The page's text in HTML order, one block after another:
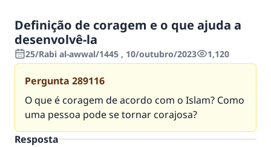
Definição de coragem e o que ajuda a
desenvolvê-la
25/Rabi al-awwal/1445 , 10/outubro/2023 1,120
Pergunta 289116
O que é coragem de acordo com o Islam? Como
uma pessoa pode se tornar corajosa?
Resposta